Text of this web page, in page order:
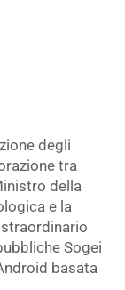
degli
tra
della
e la
Sogei
basata